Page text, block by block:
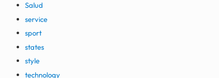
Salud
service
sport
states
style
technology